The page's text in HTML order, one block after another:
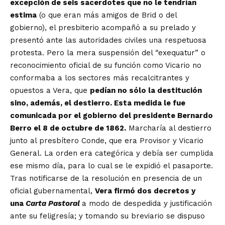
excepción de seis sacerdotes que no le tendrían
estima (o que eran más amigos de Brid o del
gobierno), el presbiterio acompañó a su prelado y
presentó ante las autoridades civiles una respetuosa
protesta. Pero la mera suspensión del “exequatur” o
reconocimiento oficial de su función como Vicario no
conformaba a los sectores más recalcitrantes y
opuestos a Vera, que pedían no sólo la destitución
sino, además, el destierro. Esta medida le fue
comunicada por el gobierno del presidente Bernardo
Berro el 8 de octubre de 1862. Marcharía al destierro
junto al presbítero Conde, que era Provisor y Vicario
General. La orden era categórica y debía ser cumplida
ese mismo día, para lo cual se le expidió el pasaporte.
Tras notificarse de la resolución en presencia de un
oficial gubernamental, Vera firmó dos decretos y
una Carta Pastoral a modo de despedida y justificación
ante su feligresía; y tomando su breviario se dispuso